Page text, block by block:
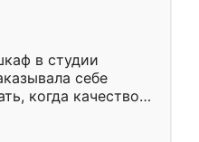
в студии
себе
когда качеством
кухня уже почти